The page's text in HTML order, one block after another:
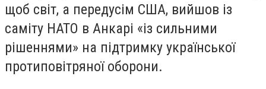
щоб світ, а передусім США, вийшов із
саміту НАТО в Анкарі «із сильними
рішеннями» на підтримку української
протиповітряної оборони.